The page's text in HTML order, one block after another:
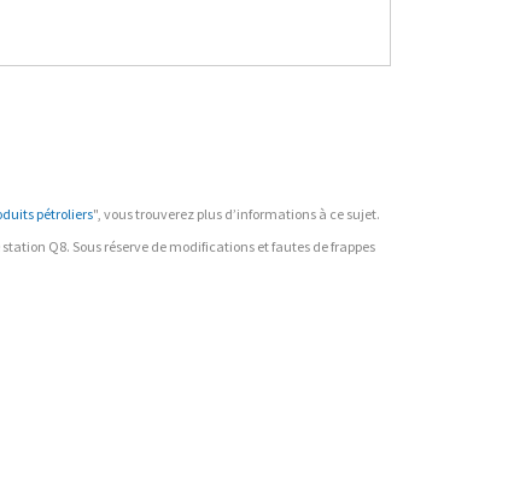
pétroliers", vous trouverez plus d’informations à ce sujet.
Q8. Sous réserve de modifications et fautes de frappes